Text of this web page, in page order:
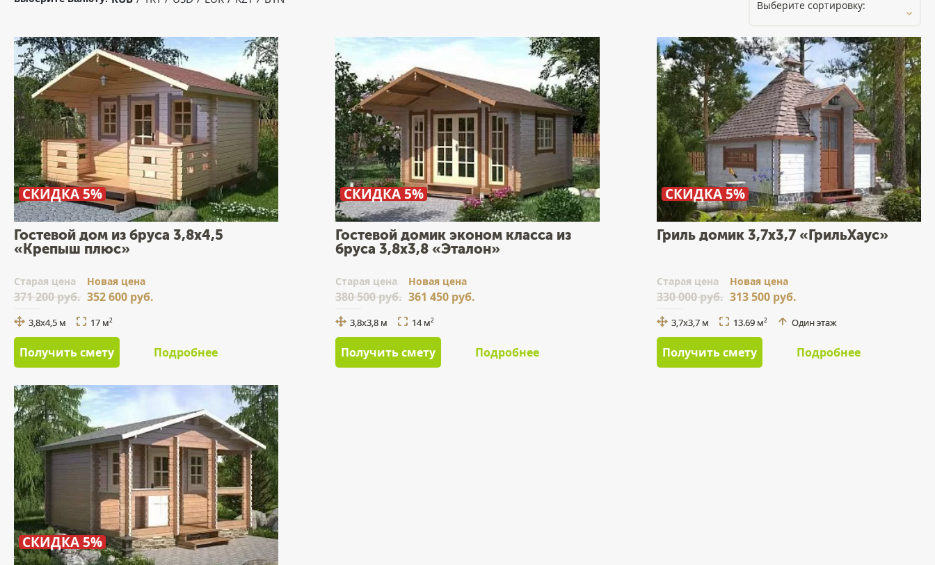
СКИДКА 5%
Гостевой дом из бруса 3,8х4,5
«Крепыш плюс»
Cтарая цена
371 200 руб.
Новая цена
352 600 руб.
3,8х4,5 м 17 м2
Получить смету Подробнее
СКИДКА 5%
Гостевой домик эконом класса из
бруса 3,8x3,8 «Эталон»
Cтарая цена
380 500 руб.
Новая цена
361 450 руб.
3,8x3,8 м 14 м2
Получить смету Подробнее
СКИДКА 5%
Гриль домик 3,7x3,7 «ГрильХаус»
Cтарая цена
330 000 руб.
Новая цена
313 500 руб.
3,7x3,7 м 13.69 м2 Один этаж
Получить смету Подробнее
СКИДКА 5%